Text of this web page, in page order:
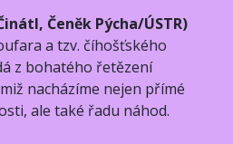
Čeněk Pýcha/ÚSTR)
a tzv. číhošťského
z bohatého řetězení
nacházíme nejen přímé
ale také řadu náhod.